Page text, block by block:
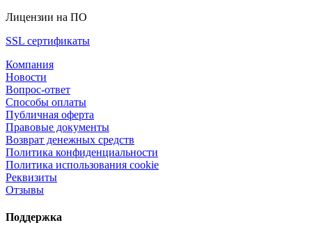
Лицензии на ПО
SSL сертификаты
Компания
Новости
Вопрос-ответ
Способы оплаты
Публичная оферта
Правовые документы
Возврат денежных средств
Политика конфиденциальности
Политика использования cookie
Реквизиты
Отзывы
Поддержка